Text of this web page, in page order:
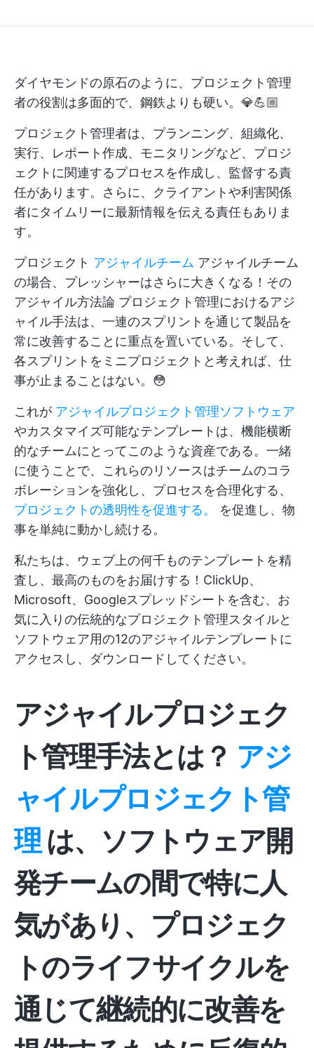
ダイヤモンドの原石のように、プロジェクト管理
者の役割は多面的で、鋼鉄よりも硬い。💎💪🏼
プロジェクト管理者は、プランニング、組織化、
実行、レポート作成、モニタリングなど、プロジ
ェクトに関連するプロセスを作成し、監督する責
任があります。さらに、クライアントや利害関係
者にタイムリーに最新情報を伝える責任もありま
す。
プロジェクト アジャイルチーム アジャイルチーム
の場合、プレッシャーはさらに大きくなる！その
アジャイル方法論 プロジェクト管理におけるアジ
ャイル手法は、一連のスプリントを通じて製品を
常に改善することに重点を置いている。そして、
各スプリントをミニプロジェクトと考えれば、仕
事が止まることはない。😳
これが アジャイルプロジェクト管理ソフトウェア
やカスタマイズ可能なテンプレートは、機能横断
的なチームにとってこのような資産である。一緒
に使うことで、これらのリソースはチームのコラ
ボレーションを強化し、プロセスを合理化する、
プロジェクトの透明性を促進する。
を促進し、物
事を単純に動かし続ける。
私たちは、ウェブ上の何千ものテンプレートを精
査し、最高のものをお届けする！ClickUp、
Microsoft、Googleスプレッドシートを含む、お
気に入りの伝統的なプロジェクト管理スタイルと
ソフトウェア用の12のアジャイルテンプレートに
アクセスし、ダウンロードしてください。
アジャイルプロジェク
ト管理手法とは？ アジ
ャイルプロジェクト管
理は、ソフトウェア開
発チームの間で特に人
気があり、プロジェク
トのライフサイクルを
通じて継続的に改善を